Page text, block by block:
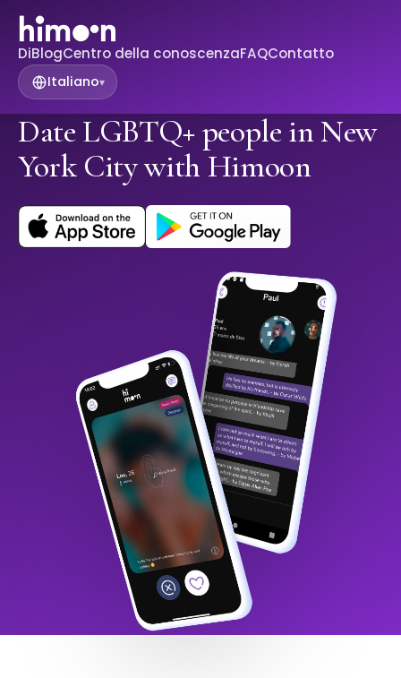
DiBlogCentro della conoscenzaFAQContatto
Italiano▾
Date LGBTQ+ people in New
York City with Himoon